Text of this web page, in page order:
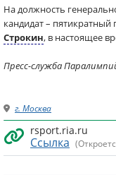
На должность
кандидат –
Строкин, в настоящее
Пресс-служба
г. Москва
rsport.ria.ru
Ссылка